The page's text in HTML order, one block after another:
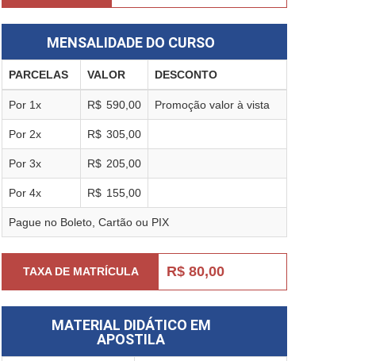
MENSALIDADE DO CURSO
PARCELAS VALOR DESCONTO
Por 1x R$ 590,00 Promoção valor à vista
Por 2x R$ 305,00
Por 3x R$ 205,00
Por 4x R$ 155,00
Pague no Boleto, Cartão ou PIX
TAXA DE MATRÍCULA R$ 80,00
MATERIAL DIDÁTICO EM
APOSTILA